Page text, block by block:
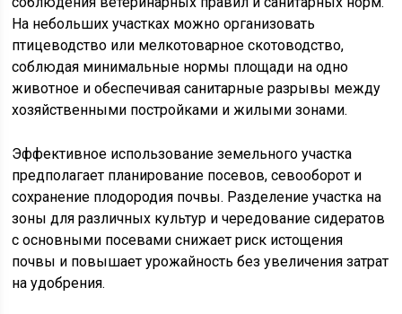
На небольших участках можно организовать
птицеводство или мелкотоварное скотоводство,
соблюдая минимальные нормы площади на одно
животное и обеспечивая санитарные разрывы между
хозяйственными постройками и жилыми зонами.
Эффективное использование земельного участка
предполагает планирование посевов, севооборот и
сохранение плодородия почвы. Разделение участка на
зоны для различных культур и чередование сидератов
с основными посевами снижает риск истощения
почвы и повышает урожайность без увеличения затрат
на удобрения.